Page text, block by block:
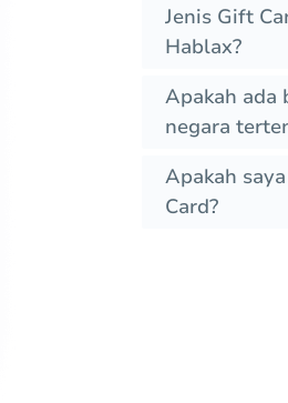
Jenis Gift
Hablax?
Apakah ada
negara
Apakah
Card?